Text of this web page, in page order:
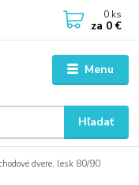
Menu
Hľadať
0 ks
za 0 €
dvere, lesk 80/90